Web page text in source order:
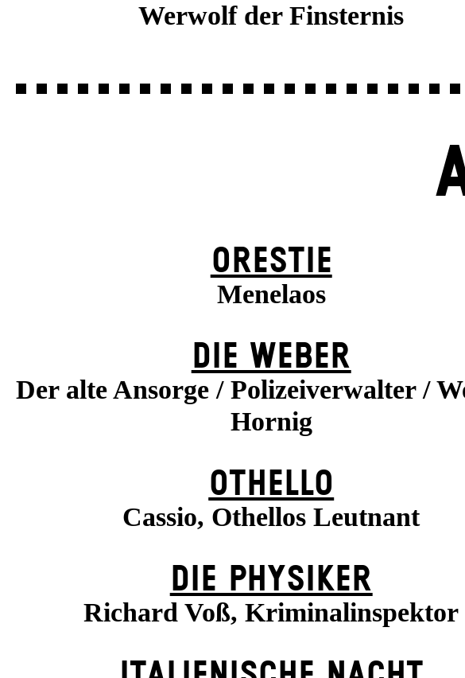
Werwolf der Finsternis
ORESTIE
Menelaos
DIE WEBER
Der alte Ansorge / Polizeiverwalter /
Hornig
OTHELLO
Cassio, Othellos Leutnant
DIE PHYSIKER
Richard Voß, Kriminalinspektor